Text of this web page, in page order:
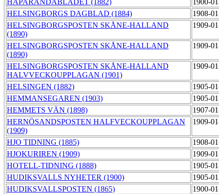
HAPARANDABLADET (1882)
1900-
HELSINGBORGS DAGBLAD (1884)
1908-
HELSINGBORGSPOSTEN SKÅNE-HALLAND
(1890)
1909-
HELSINGBORGSPOSTEN SKÅNE-HALLAND
(1890)
1909-
HELSINGBORGSPOSTEN SKÅNE-HALLAND
HALVVECKOUPPLAGAN (1901)
1909-
HELSINGEN (1882)
1905-
HEMMANSEGAREN (1903)
1905-
HEMMETS VÄN (1898)
1907-
HERNÖSANDSPOSTEN HALFVECKOUPPLAGAN
(1909)
1909-
HJO TIDNING (1885)
1908-
HJOKURIREN (1909)
1909-
HOTELL-TIDNING (1888)
1905-
HUDIKSVALLS NYHETER (1900)
1905-
HUDIKSVALLSPOSTEN (1865)
1900-